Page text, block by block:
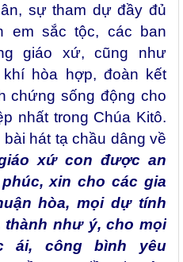
sự tham dự đầy đủ
em sắc tộc, các ban
giáo xứ, cũng như
hòa hợp, đoàn kết
chứng sống động cho
nhất trong Chúa Kitô.
hát tạ chầu dâng về
xứ con được an
xin cho các gia
hòa, mọi dự tính
như ý, cho mọi
ái, công bình yêu